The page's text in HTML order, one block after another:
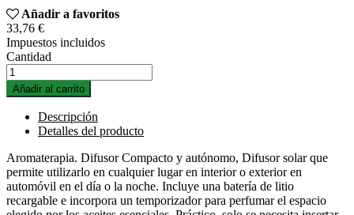
Añadir a favoritos
33,76 €
Impuestos incluidos
Cantidad
Añadir al carrito
Descripción
Detalles del producto
Aromaterapia. Difusor Compacto y autónomo, Difusor solar que
permite utilizarlo en cualquier lugar en interior o exterior en
automóvil en el día o la noche. Incluye una batería de litio
recargable e incorpora un temporizador para perfumar el espacio